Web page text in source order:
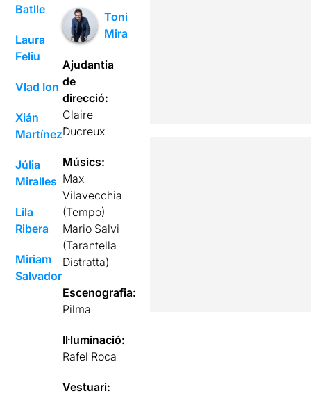
Batlle
Laura
Feliu
Vlad Ion
Xián
Martínez
Júlia
Miralles
Lila
Ribera
Miriam
Salvador
Toni
Mira
Ajudantia
de
direcció:
Claire
Ducreux
Músics:
Max
Vilavecchia
(Tempo)
Mario Salvi
(Tarantella
Distratta)
Escenografia:
Pilma
Il·luminació:
Rafel Roca
Vestuari: